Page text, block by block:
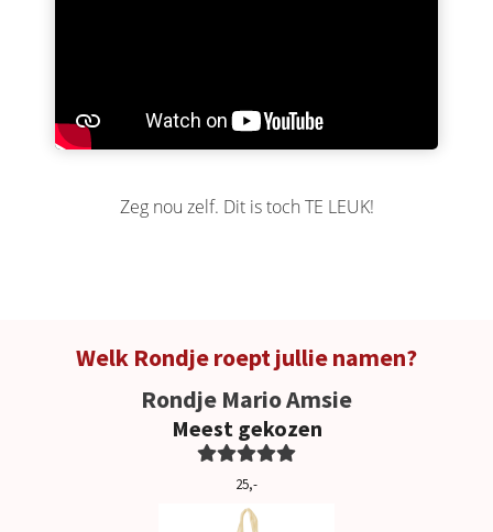
Zeg nou zelf. Dit is toch TE LEUK!
Welk Rondje roept jullie namen?
Rondje Mario Amsie
Meest gekozen
25,-